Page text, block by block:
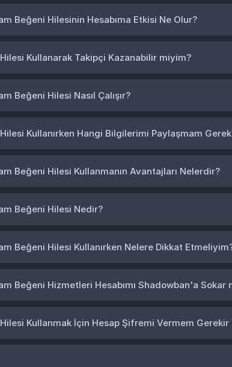
Beğeni Hilesinin Hesabıma Etkisi Ne Olur?
Kullanarak Takipçi Kazanabilir miyim?
Beğeni Hilesi Nasıl Çalışır?
Kullanırken Hangi Bilgilerimi Paylaşmam
Beğeni Hilesi Kullanmanın Avantajları Nelerdir?
Beğeni Hilesi Nedir?
Beğeni Hilesi Kullanırken Nelere Dikkat
Beğeni Hizmetleri Hesabımı Shadowban'a Sokar
Kullanmak İçin Hesap Şifremi Vermem Gerekir